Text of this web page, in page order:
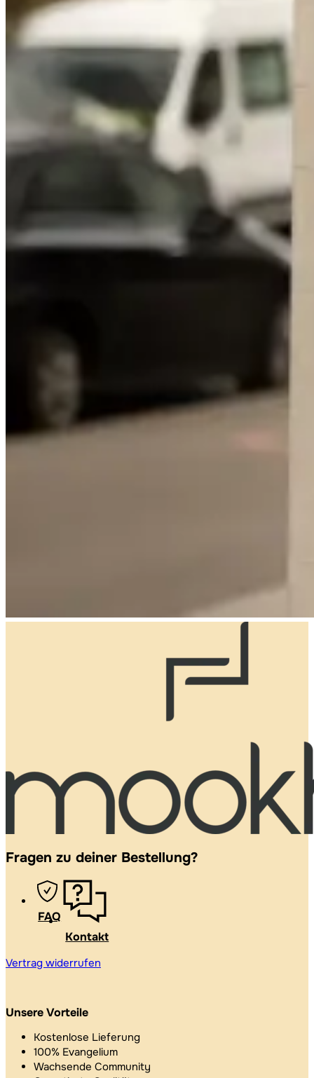
Fragen zu deiner Bestellung?
FAQ
Kontakt
Vertrag widerrufen
Unsere Vorteile
Kostenlose Lieferung
100% Evangelium
Wachsende Community